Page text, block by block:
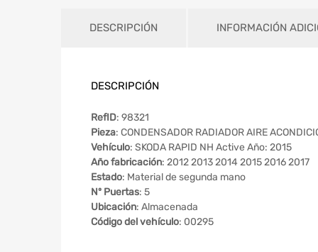
DESCRIPCIÓN INFORMACIÓN
DESCRIPCIÓN
RefID: 98321
Pieza: CONDENSADOR RADIADOR AIRE
Vehículo: SKODA RAPID NH Active Año: 2015
Año fabricación: 2012 2013 2014 2015 2016 2017
Estado: Material de segunda mano
Nº Puertas: 5
Ubicación: Almacenada
Código del vehículo: 00295